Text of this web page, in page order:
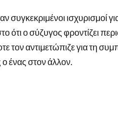
συγκεκριμένοι ισχυρισμοί
ο σύζυγος φροντίζει
τον αντιμετώπιζε για τη
ένας στον άλλον.